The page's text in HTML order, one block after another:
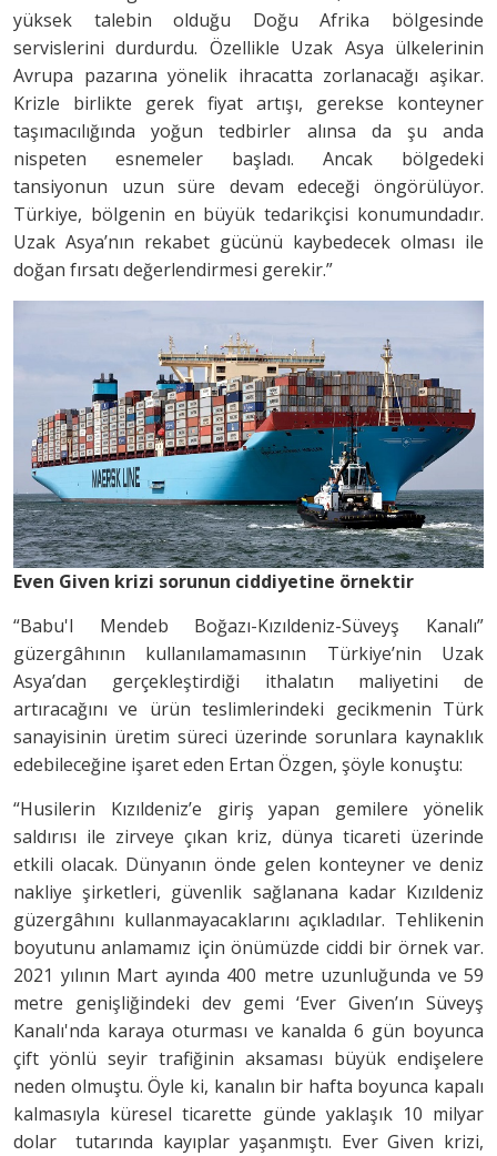
yüksek talebin olduğu Doğu Afrika bölgesinde
servislerini durdurdu. Özellikle Uzak Asya ülkelerinin
Avrupa pazarına yönelik ihracatta zorlanacağı aşikar.
Krizle birlikte gerek fiyat artışı, gerekse konteyner
taşımacılığında yoğun tedbirler alınsa da şu anda
nispeten esnemeler başladı. Ancak bölgedeki
tansiyonun uzun süre devam edeceği öngörülüyor.
Türkiye, bölgenin en büyük tedarikçisi konumundadır.
Uzak Asya’nın rekabet gücünü kaybedecek olması ile
doğan fırsatı değerlendirmesi gerekir.”
Even Given krizi sorunun ciddiyetine örnektir
“Babu'l Mendeb Boğazı-Kızıldeniz-Süveyş Kanalı”
güzergâhının kullanılamamasının Türkiye’nin Uzak
Asya’dan gerçekleştirdiği ithalatın maliyetini de
artıracağını ve ürün teslimlerindeki gecikmenin Türk
sanayisinin üretim süreci üzerinde sorunlara kaynaklık
edebileceğine işaret eden Ertan Özgen, şöyle konuştu:
“Husilerin Kızıldeniz’e giriş yapan gemilere yönelik
saldırısı ile zirveye çıkan kriz, dünya ticareti üzerinde
etkili olacak. Dünyanın önde gelen konteyner ve deniz
nakliye şirketleri, güvenlik sağlanana kadar Kızıldeniz
güzergâhını kullanmayacaklarını açıkladılar. Tehlikenin
boyutunu anlamamız için önümüzde ciddi bir örnek var.
2021 yılının Mart ayında 400 metre uzunluğunda ve 59
metre genişliğindeki dev gemi ‘Ever Given’ın Süveyş
Kanalı'nda karaya oturması ve kanalda 6 gün boyunca
çift yönlü seyir trafiğinin aksaması büyük endişelere
neden olmuştu. Öyle ki, kanalın bir hafta boyunca kapalı
kalmasıyla küresel ticarette günde yaklaşık 10 milyar
dolar tutarında kayıplar yaşanmıştı. Ever Given krizi,